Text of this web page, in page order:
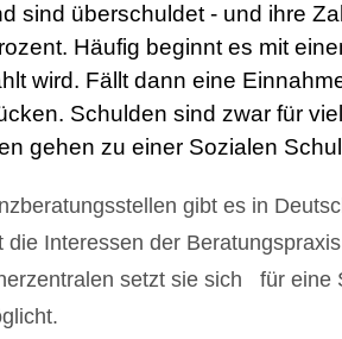
sind überschuldet - und ihre
Häufig beginnt es mit
wird. Fällt dann eine
Schulden sind zwar für
gehen zu einer Sozialen
gibt es in
Interessen der
setzt sie sich für eine